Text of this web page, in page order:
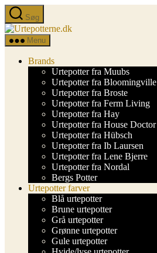
Spring
til
indholdet
Søg
Urtepotterne.dk
Menu
Brands
Urtepotter fra Muubs
Urtepotter fra Bloomingville
Urtepotter fra Broste
Urtepotter fra Ferm Living
Urtepotter fra Hay
Urtepotter fra House Doctor
Urtepotter fra Hübsch
Urtepotter fra Ib Laursen
Urtepotter fra Lene Bjerre
Urtepotter fra Nordal
Bergs Potter
Urtepotter farver
Blå urtepotter
Brune urtepotter
Grå urtepotter
Grønne urtepotter
Gule urtepotter